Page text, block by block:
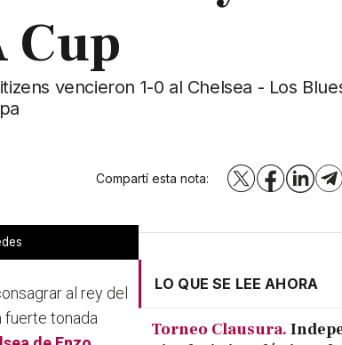
Cup
vencieron 1-0 al Chelsea - Los
Compartí esta nota: X Facebook
al rey del
fuerte tonada
LO QUE SE LEE AHORA
Torneo Clausura.